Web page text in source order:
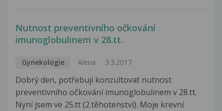
Nutnost preventivního očkování
imunoglobulinem v 28.tt.
Gynekologie Alena 3.3.2017
Dobrý den, potřebuji konzultovat nutnost
preventivního očkování imunoglobulinem v 28.tt.
Nyní jsem ve 25.tt (2.těhotenství). Moje krevní